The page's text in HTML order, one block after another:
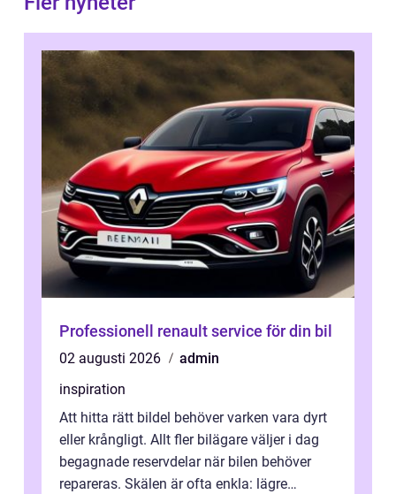
Professionell renault service för din bil
02 augusti 2026
admin
inspiration
Att hitta rätt bildel behöver varken vara dyrt
eller krångligt. Allt fler bilägare väljer i dag
begagnade reservdelar när bilen behöver
repareras. Skälen är ofta enkla: lägre